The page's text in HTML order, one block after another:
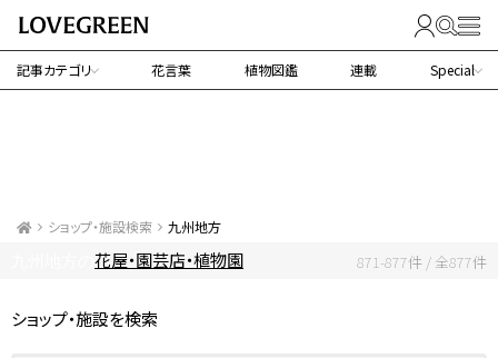
記事カテゴリ 花言葉 植物図鑑 連載 Special
ショップ・施設検索
九州地方
花屋・園芸店・植物園 871-877件 / 全877件
ショップ・施設を検索